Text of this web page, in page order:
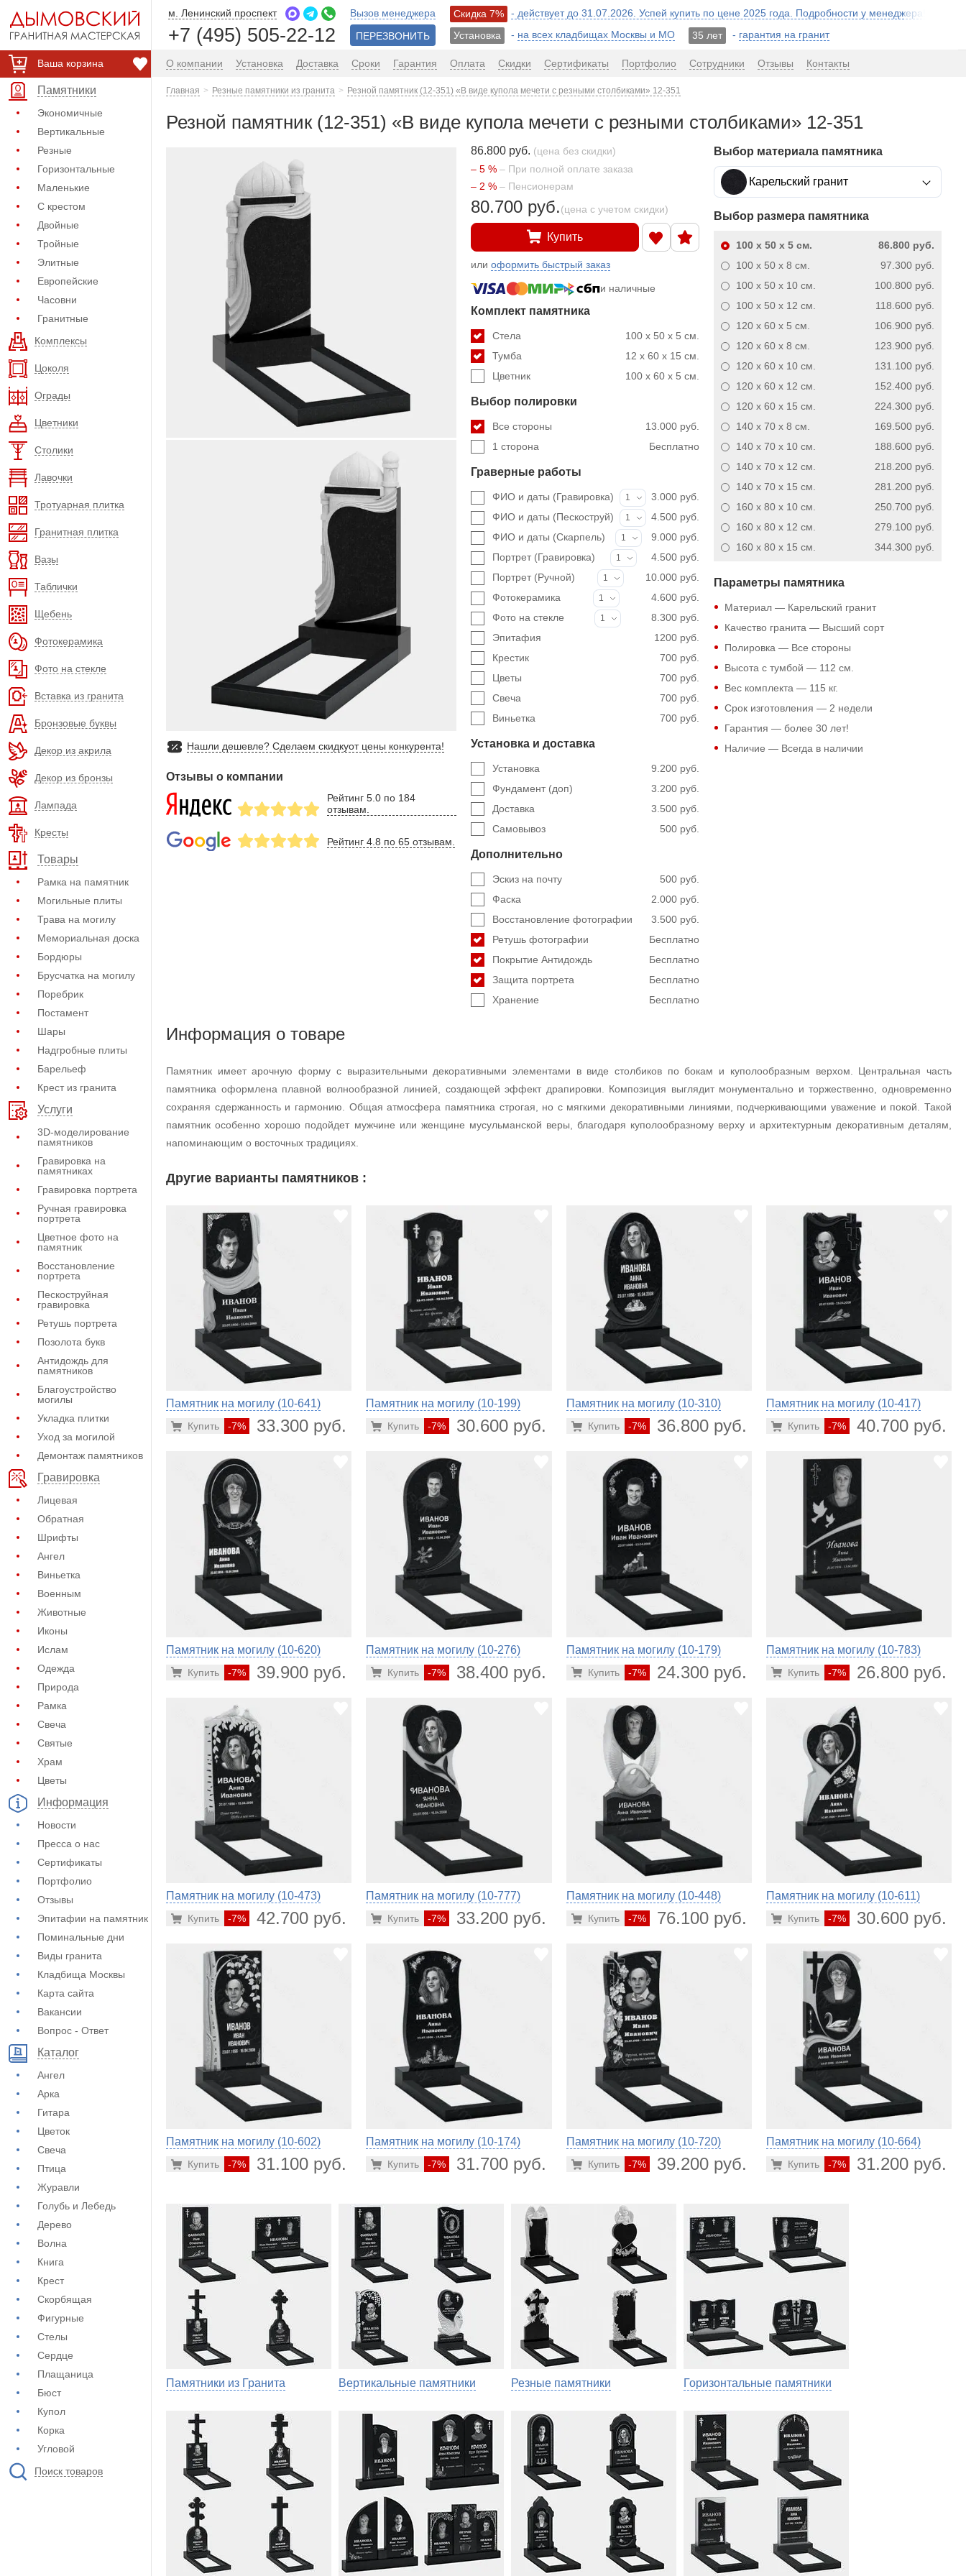
Ваша корзина
Памятники
Экономичные
Вертикальные
Резные
Горизонтальные
Маленькие
С крестом
Двойные
Тройные
Элитные
Европейские
Часовни
Гранитные
Комплексы
Цоколя
Ограды
Цветники
Столики
Лавочки
Тротуарная плитка
Гранитная плитка
Вазы
Таблички
Щебень
Фотокерамика
Фото на стекле
Вставка из гранита
Бронзовые буквы
Декор из акрила
Декор из бронзы
Лампада
Кресты
Товары
Рамка на памятник
Могильные плиты
Трава на могилу
Мемориальная доска
Бордюры
Брусчатка на могилу
Поребрик
Постамент
Шары
Надгробные плиты
Барельеф
Крест из гранита
Услуги
3D-моделирование
памятников
Гравировка на
памятниках
Гравировка портрета
Ручная гравировка
портрета
Цветное фото на
памятник
Восстановление
портрета
Пескоструйная
гравировка
Ретушь портрета
Позолота букв
Антидождь для
памятников
Благоустройство
могилы
Укладка плитки
Уход за могилой
Демонтаж памятников
Гравировка
Лицевая
Обратная
Шрифты
Ангел
Виньетка
Военным
Животные
Иконы
Ислам
Одежда
Природа
Рамка
Свеча
Святые
Храм
Цветы
Информация
Новости
Пресса о нас
Сертификаты
Портфолио
Отзывы
Эпитафии на памятник
Поминальные дни
Виды гранита
Кладбища Москвы
Карта сайта
Вакансии
Вопрос - Ответ
Каталог
Ангел
Арка
Гитара
Цветок
Свеча
Птица
Журавли
Голубь и Лебедь
Дерево
Волна
Книга
Крест
Скорбящая
Фигурные
Стелы
Сердце
Плащаница
Бюст
Купол
Корка
Угловой
Поиск товаров
м. Ленинский проспект
+7 (495) 505-22-12
Вызов менеджера
ПЕРЕЗВОНИТЬ
Скидка 7%
- действует до 31.07.2026. Успей купить по цене 2025 года. Подробности у менеджера!
Установка
- на всех кладбищах Москвы и МО 35 лет - гарантия на гранит
О компании Установка Доставка Сроки Гарантия Оплата Скидки Сертификаты Портфолио Сотрудники Отзывы Контакты
Главная Резные памятники из гранита Резной памятник (12-351) «В виде купола мечети с резными столбиками» 12-351
Резной памятник (12-351) «В виде купола мечети с резными столбиками» 12-351
Нашли дешевле? Сделаем скидкуот цены конкурента!
Отзывы о компании
Рейтинг 5.0 по 184
отзывам.
Рейтинг 4.8 по 65 отзывам.
86.800 руб. (цена без скидки)
– 5 % – При полной оплате заказа
– 2 % – Пенсионерам
80.700 руб.(цена с учетом скидки)
Купить
илиоформить быстрый заказ
и наличные
Комплект памятника
100 x 50 x 5 см.
Стела
12 x 60 x 15 см.
Тумба
100 x 60 x 5 см.
Цветник
Выбор полировки
13.000 руб.
Все стороны
Бесплатно
1 сторона
Граверные работы
ФИО и даты (Гравировка) 1
3.000 руб.
ФИО и даты (Пескоструй)
1
4.500 руб.
ФИО и даты (Скарпель)
1
9.000 руб.
Портрет (Гравировка)
1
4.500 руб.
Портрет (Ручной)
1
10.000 руб.
Фотокерамика
1
4.600 руб.
Фото на стекле
1
8.300 руб.
1200 руб.
Эпитафия
700 руб.
Крестик
700 руб.
Цветы
700 руб.
Свеча
700 руб.
Виньетка
Установка и доставка
9.200 руб.
Установка
3.200 руб.
Фундамент (доп)
3.500 руб.
Доставка
500 руб.
Самовывоз
Дополнительно
500 руб.
Эскиз на почту
2.000 руб.
Фаска
3.500 руб.
Восстановление фотографии
Бесплатно
Ретушь фотографии
Бесплатно
Покрытие Антидождь
Бесплатно
Защита портрета
Бесплатно
Хранение
Выбор материала памятника
Карельский гранит
Выбор размера памятника
86.800 руб.
100 x 50 x 5см.
97.300 руб.
100 x 50 x 8 см.
100.800 руб.
100 x 50 x 10см.
118.600 руб.
100 x 50 x 12 см.
106.900 руб.
120 x 60 x 5 см.
123.900 руб.
120 x 60 x 8 см.
131.100 руб.
120 x 60 x 10см.
152.400 руб.
120 x 60 x 12 см.
224.300 руб.
120 x 60 x 15 см.
169.500 руб.
140 x 70 x 8 см.
188.600 руб.
140 x 70 x 10см.
218.200 руб.
140 x 70 x 12 см.
281.200 руб.
140 x 70 x 15 см.
250.700 руб.
160 x 80 x 10см.
279.100 руб.
160 x 80 x 12 см.
344.300 руб.
160 x 80 x 15 см.
Параметры памятника
Материал — Карельский гранит
Качество гранита — Высший сорт
Полировка — Все стороны
Высота с тумбой — 112 см.
Вес комплекта — 115 кг.
Срок изготовления — 2 недели
Гарантия — более 30 лет!
Наличие — Всегда в наличии
Информация о товаре
Памятник имеет арочную форму с выразительными декоративными элементами в виде столбиков по бокам и куполообразным верхом. Центральная часть
памятника оформлена плавной волнообразной линией, создающей эффект драпировки. Композиция выглядит монументально и торжественно, одновременно
сохраняя сдержанность и гармонию. Общая атмосфера памятника строгая, но с мягкими декоративными линиями, подчеркивающими уважение и покой. Такой
памятник особенно хорошо подойдет мужчине или женщине мусульманской веры, благодаря куполообразному верху и архитектурным декоративным деталям,
напоминающим о восточных традициях.
Другие варианты памятников :
Памятник на могилу (10-641)
-7% 33.300 руб.
Купить
Памятник на могилу (10-199)
-7% 30.600 руб.
Купить
Памятник на могилу (10-310)
-7% 36.800 руб.
Купить
Памятник на могилу (10-417)
-7% 40.700 руб.
Купить
Памятник на могилу (10-620)
-7% 39.900 руб.
Купить
Памятник на могилу (10-276)
-7% 38.400 руб.
Купить
Памятник на могилу (10-179)
-7% 24.300 руб.
Купить
Памятник на могилу (10-783)
-7% 26.800 руб.
Купить
Памятник на могилу (10-473)
-7% 42.700 руб.
Купить
Памятник на могилу (10-777)
-7% 33.200 руб.
Купить
Памятник на могилу (10-448)
-7% 76.100 руб.
Купить
Памятник на могилу (10-611)
-7% 30.600 руб.
Купить
Памятник на могилу (10-602)
-7% 31.100 руб.
Купить
Памятник на могилу (10-174)
-7% 31.700 руб.
Купить
Памятник на могилу (10-720)
-7% 39.200 руб.
Купить
Памятник на могилу (10-664)
-7% 31.200 руб.
Купить
Памятники из Гранита Вертикальные памятники Резные памятники Горизонтальные памятники